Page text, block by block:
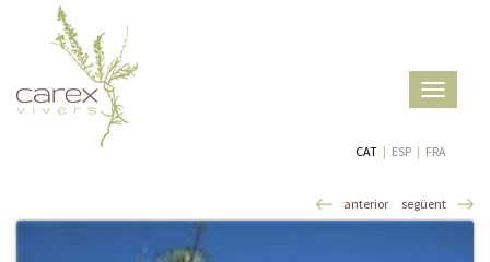
Toggle
CAT | ESP | FRA
anterior següent